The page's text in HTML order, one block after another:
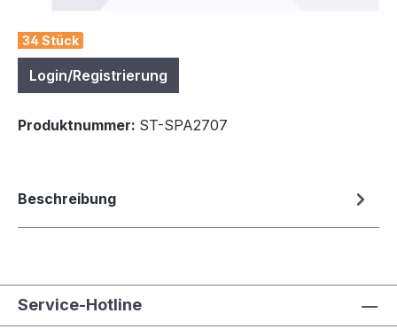
34 Stück
Login/Registrierung
Produktnummer: ST-SPA2707
Beschreibung
Service-Hotline